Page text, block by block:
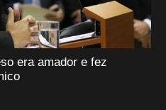
era amador e fez